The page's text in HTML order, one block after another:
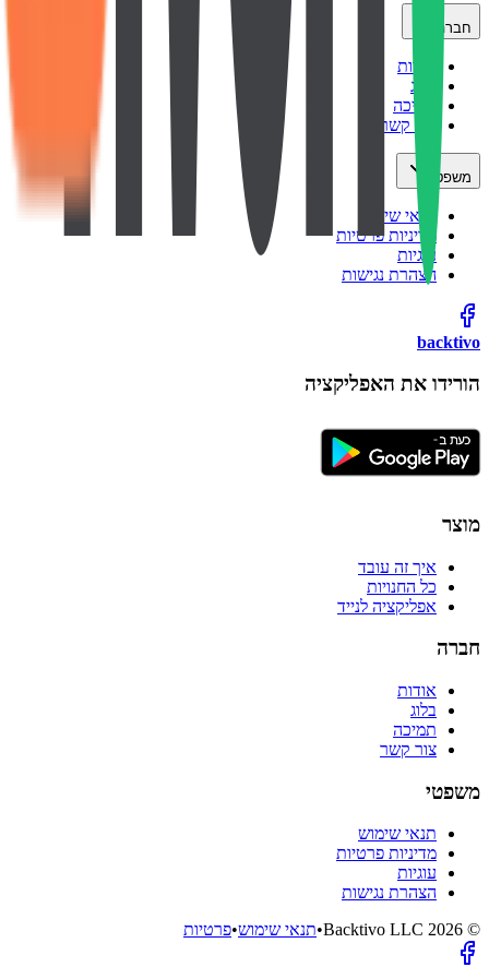
חברה
אודות
בלוג
תמיכה
צור קשר
משפטי
תנאי שימוש
מדיניות פרטיות
עוגיות
הצהרת נגישות
backtivo
הורידו את האפליקציה
מוצר
איך זה עובד
כל החנויות
אפליקציה לנייד
חברה
אודות
בלוג
תמיכה
צור קשר
משפטי
תנאי שימוש
מדיניות פרטיות
עוגיות
הצהרת נגישות
©
2026
•תנאי שימוש•פרטיות